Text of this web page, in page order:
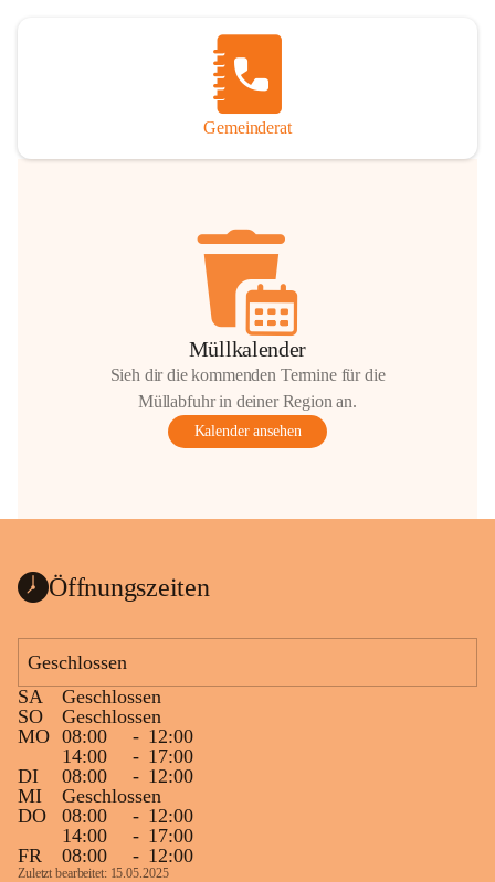
Gemeinderat
Müllkalender
Sieh dir die kommenden Termine für die
Müllabfuhr in deiner Region an.
Kalender ansehen
Öffnungszeiten
Geschlossen
SA
Geschlossen
SO
Geschlossen
MO 08:00 - 12:00
14:00
- 17:00
DI
08:00 - 12:00
MI
Geschlossen
DO
08:00 - 12:00
14:00
- 17:00
FR
08:00 - 12:00
Zuletzt bearbeitet: 15.05.2025